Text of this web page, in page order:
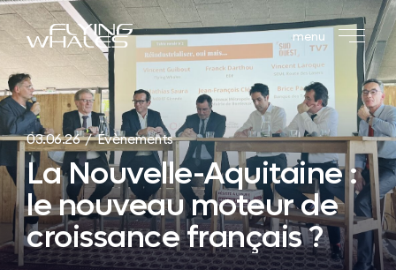
menu
03.06.26 / Évènements
La Nouvelle-Aquitaine :
le nouveau moteur de
croissance français ?